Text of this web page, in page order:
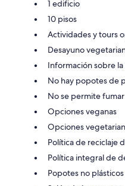
1 edificio
10 pisos
Actividades y tours
Desayuno
Información sobre
No hay popotes de
No se permite fumar
Opciones veganas
Opciones
Política de reciclaje
Política integral de
Popotes no